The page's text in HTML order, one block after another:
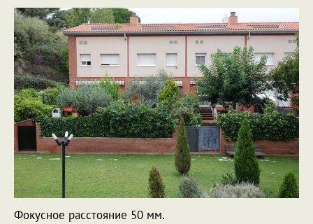
Фокусное расстояние 50 мм.